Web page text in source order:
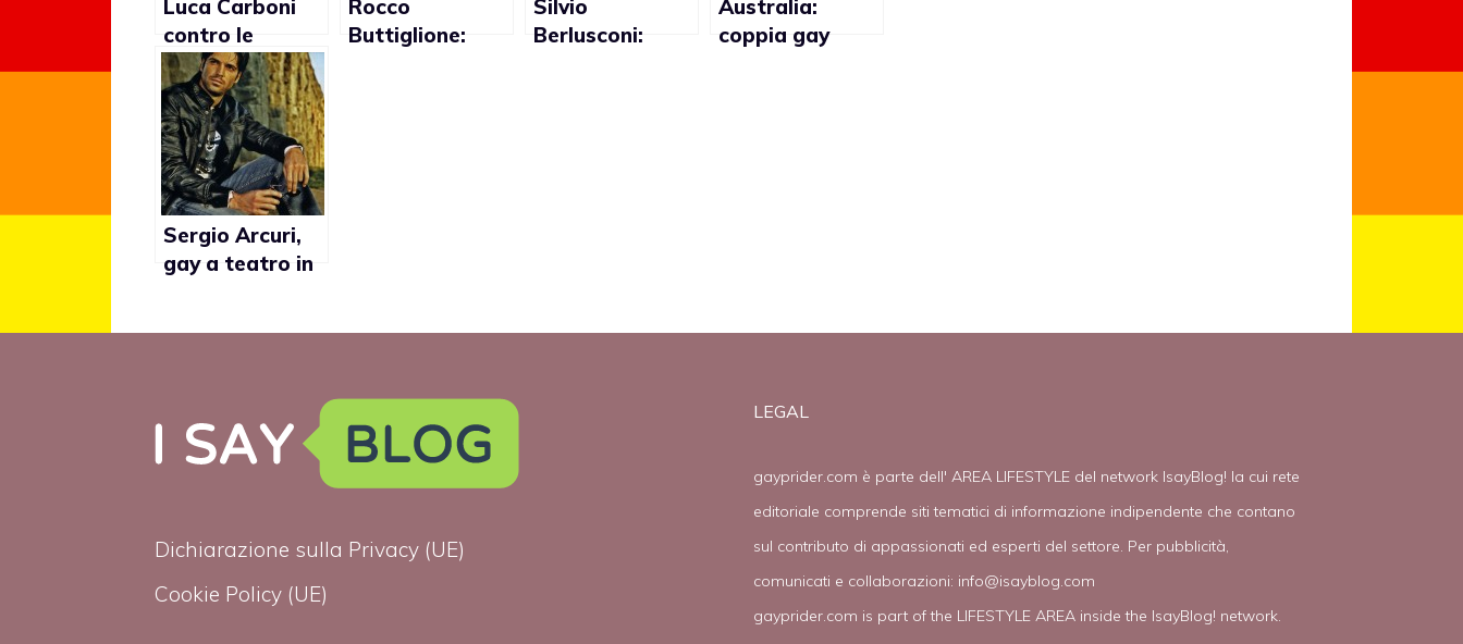
Luca Carboni
contro le
adozioni gay:
“Non affiderei
un bimbo ad
una coppia di
omosessuali”
Rocco
Buttiglione:
Silvio
Berlusconi:
Australia:
coppia gay
Sergio Arcuri,
gay a teatro in
Dichiarazione sulla Privacy (UE)
Cookie Policy (UE)
LEGAL
gayprider.com è parte dell' AREA LIFESTYLE del network IsayBlog! la cui rete
editoriale comprende siti tematici di informazione indipendente che contano
sul contributo di appassionati ed esperti del settore. Per pubblicità,
comunicati e collaborazioni: info@isayblog.com
gayprider.com is part of the LIFESTYLE AREA inside the IsayBlog! network.